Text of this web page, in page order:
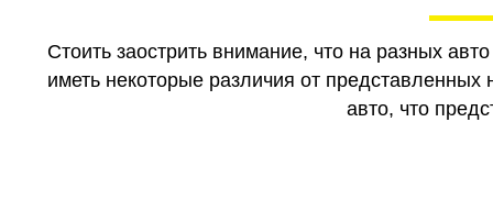
Стоить заострить внимание, что на разных
иметь некоторые различия от
авто, что